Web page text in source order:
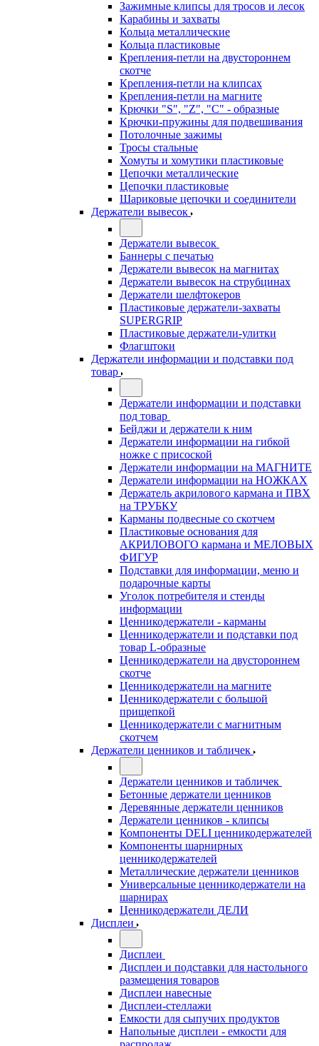
Зажимные клипсы для тросов и лесок
Карабины и захваты
Кольца металлические
Кольца пластиковые
Крепления-петли на двустороннем
скотче
Крепления-петли на клипсах
Крепления-петли на магните
Крючки "S", "Z", "C" - образные
Крючки-пружины для подвешивания
Потолочные зажимы
Тросы стальные
Хомуты и хомутики пластиковые
Цепочки металлические
Цепочки пластиковые
Шариковые цепочки и соединители
Держатели вывесок
Держатели вывесок
Баннеры с печатью
Держатели вывесок на магнитах
Держатели вывесок на струбцинах
Держатели шелфтокеров
Пластиковые держатели-захваты
SUPERGRIP
Пластиковые держатели-улитки
Флагштоки
Держатели информации и подставки под
товар
Держатели информации и подставки
под товар
Бейджи и держатели к ним
Держатели информации на гибкой
ножке с присоской
Держатели информации на МАГНИТЕ
Держатели информации на НОЖКАХ
Держатель акрилового кармана и ПВХ
на ТРУБКУ
Карманы подвесные со скотчем
Пластиковые основания для
АКРИЛОВОГО кармана и МЕЛОВЫХ
ФИГУР
Подставки для информации, меню и
подарочные карты
Уголок потребителя и стенды
информации
Ценникодержатели - карманы
Ценникодержатели и подставки под
товар L-образные
Ценникодержатели на двустороннем
скотче
Ценникодержатели на магните
Ценникодержатели с большой
прищепкой
Ценникодержатели с магнитным
скотчем
Держатели ценников и табличек
Держатели ценников и табличек
Бетонные держатели ценников
Деревянные держатели ценников
Держатели ценников - клипсы
Компоненты DELI ценникодержателей
Компоненты шарнирных
ценникодержателей
Металлические держатели ценников
Универсальные ценникодержатели на
шарнирах
Ценникодержатели ДЕЛИ
Дисплеи
Дисплеи
Дисплеи и подставки для настольного
размещения товаров
Дисплеи навесные
Дисплеи-стеллажи
Емкости для сыпучих продуктов
Напольные дисплеи - емкости для